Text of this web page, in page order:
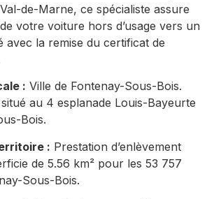
de-Marne, ce spécialiste assure
votre voiture hors d’usage vers un
avec la remise du certificat de
: Ville de Fontenay-Sous-Bois.
situé au 4 esplanade Louis-Bayeurte
Bois.
: Prestation d’enlèvement
de 5.56 km² pour les 53 757
Sous-Bois.